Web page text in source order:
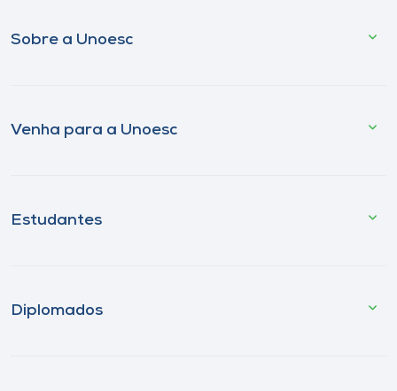
Sobre a Unoesc
Venha para a Unoesc
Estudantes
Diplomados